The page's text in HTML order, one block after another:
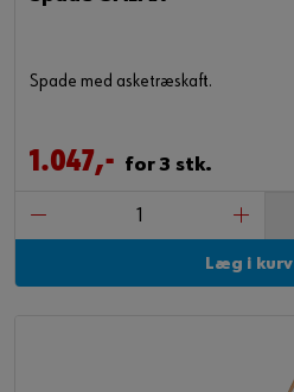
Spade med asketræskaft.
1.047,- for 3 stk.
Læg i kurv